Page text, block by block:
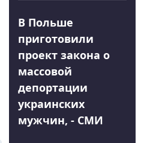
В Польше
приготовили
проект закона о
массовой
депортации
украинских
мужчин, - СМИ